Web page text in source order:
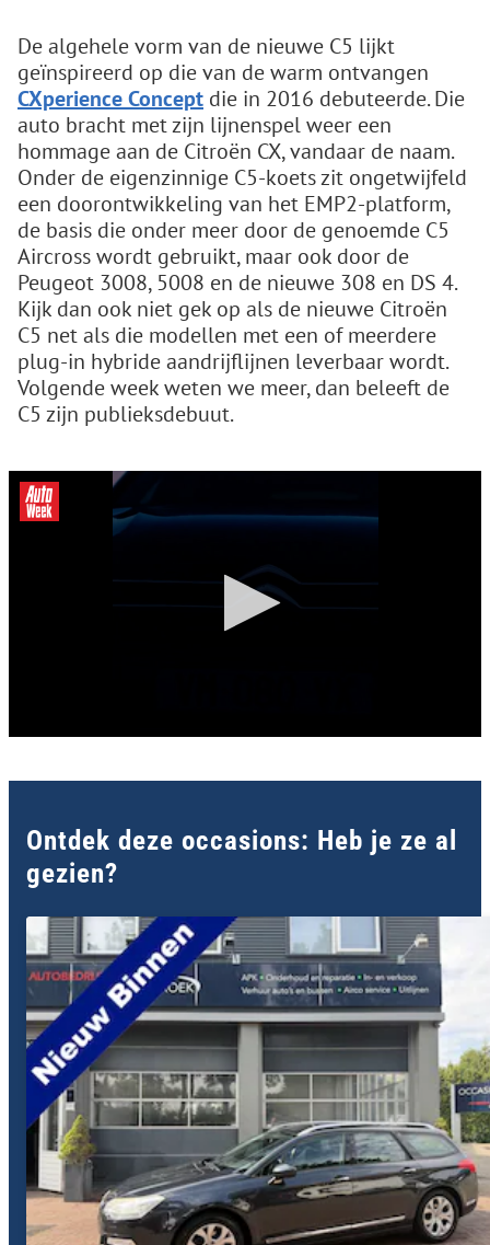
De algehele vorm van de nieuwe C5 lijkt
geïnspireerd op die van de warm ontvangen
CXperience Concept die in 2016 debuteerde. Die
auto bracht met zijn lijnenspel weer een
hommage aan de Citroën CX, vandaar de naam.
Onder de eigenzinnige C5-koets zit ongetwijfeld
een doorontwikkeling van het EMP2-platform,
de basis die onder meer door de genoemde C5
Aircross wordt gebruikt, maar ook door de
Peugeot 3008, 5008 en de nieuwe 308 en DS 4.
Kijk dan ook niet gek op als de nieuwe Citroën
C5 net als die modellen met een of meerdere
plug-in hybride aandrijflijnen leverbaar wordt.
Volgende week weten we meer, dan beleeft de
C5 zijn publieksdebuut.
e
Ontdek deze occasions: Heb je ze al
gezien?